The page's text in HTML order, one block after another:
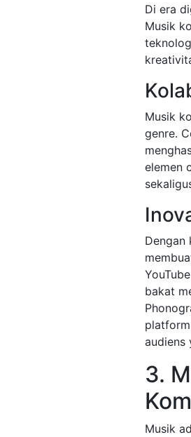
Di era
Musik
Musik
genre.
elemen
Dengan
bakat
audiens
3.
Musik